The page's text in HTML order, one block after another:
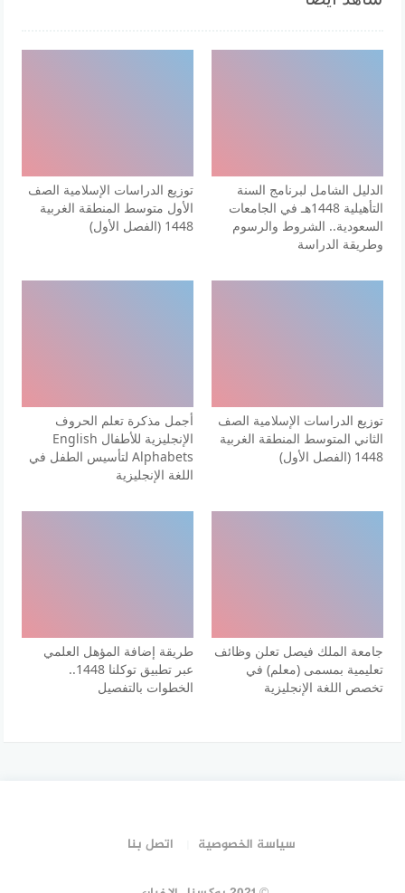
الدليل الشامل لبرنامج السنة
التأهيلية 1448هـ في الجامعات
السعودية.. الشروط والرسوم
وطريقة الدراسة
توزيع الدراسات الإسلامية الصف
الأول متوسط المنطقة الغربية
1448 (الفصل الأول)
توزيع الدراسات الإسلامية الصف
الثاني المتوسط المنطقة الغربية
1448 (الفصل الأول)
أجمل مذكرة تعلم الحروف
الإنجليزية للأطفال English
Alphabets لتأسيس الطفل في
اللغة الإنجليزية
جامعة الملك فيصل تعلن وظائف
تعليمية بمسمى (معلم) في
تخصص اللغة الإنجليزية
طريقة إضافة المؤهل العلمي
عبر تطبيق توكلنا 1448..
الخطوات بالتفصيل
سياسة الخصوصية اتصل بنا